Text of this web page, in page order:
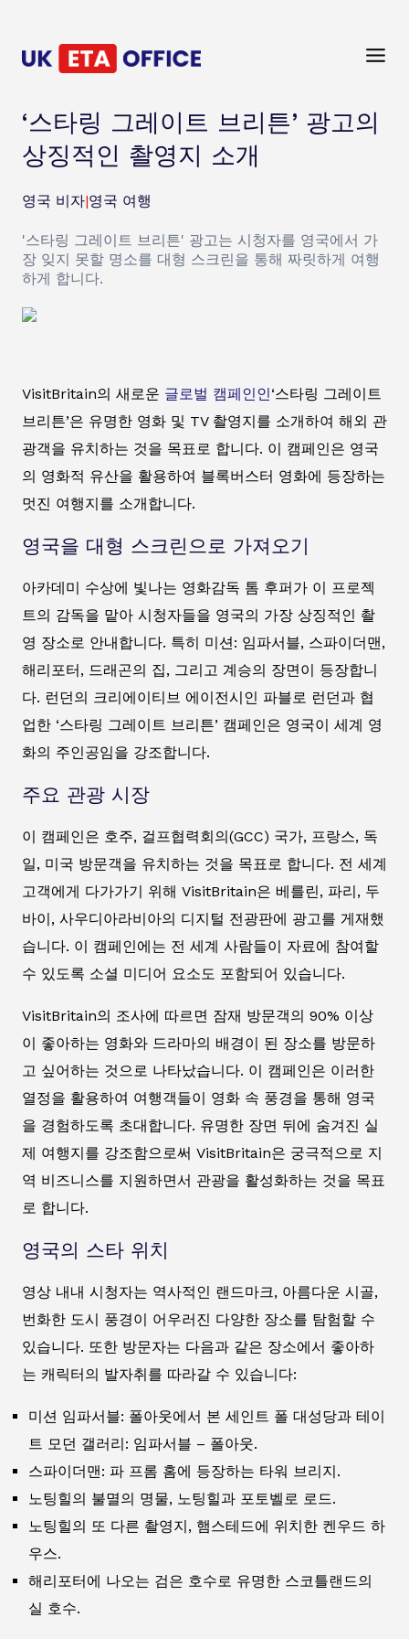
‘스타링 그레이트 브리튼’ 광고의
상징적인 촬영지 소개
영국 비자|영국 여행
'스타링 그레이트 브리튼' 광고는 시청자를 영국에서 가
장 잊지 못할 명소를 대형 스크린을 통해 짜릿하게 여행
하게 합니다.
VisitBritain의 새로운 글로벌 캠페인인‘스타링 그레이트
브리튼’은 유명한 영화 및 TV 촬영지를 소개하여 해외 관
광객을 유치하는 것을 목표로 합니다. 이 캠페인은 영국
의 영화적 유산을 활용하여 블록버스터 영화에 등장하는
멋진 여행지를 소개합니다.
영국을 대형 스크린으로 가져오기
아카데미 수상에 빛나는 영화감독 톰 후퍼가 이 프로젝
트의 감독을 맡아 시청자들을 영국의 가장 상징적인 촬
영 장소로 안내합니다. 특히 미션: 임파서블, 스파이더맨,
해리포터, 드래곤의 집, 그리고 계승의 장면이 등장합니
다. 런던의 크리에이티브 에이전시인 파블로 런던과 협
업한 ‘스타링 그레이트 브리튼’ 캠페인은 영국이 세계 영
화의 주인공임을 강조합니다.
주요 관광 시장
이 캠페인은 호주, 걸프협력회의(GCC) 국가, 프랑스, 독
일, 미국 방문객을 유치하는 것을 목표로 합니다. 전 세계
고객에게 다가가기 위해 VisitBritain은 베를린, 파리, 두
바이, 사우디아라비아의 디지털 전광판에 광고를 게재했
습니다. 이 캠페인에는 전 세계 사람들이 자료에 참여할
수 있도록 소셜 미디어 요소도 포함되어 있습니다.
VisitBritain의 조사에 따르면 잠재 방문객의 90% 이상
이 좋아하는 영화와 드라마의 배경이 된 장소를 방문하
고 싶어하는 것으로 나타났습니다. 이 캠페인은 이러한
열정을 활용하여 여행객들이 영화 속 풍경을 통해 영국
을 경험하도록 초대합니다. 유명한 장면 뒤에 숨겨진 실
제 여행지를 강조함으로써 VisitBritain은 궁극적으로 지
역 비즈니스를 지원하면서 관광을 활성화하는 것을 목표
로 합니다.
영국의 스타 위치
영상 내내 시청자는 역사적인 랜드마크, 아름다운 시골,
번화한 도시 풍경이 어우러진 다양한 장소를 탐험할 수
있습니다. 또한 방문자는 다음과 같은 장소에서 좋아하
는 캐릭터의 발자취를 따라갈 수 있습니다:
미션 임파서블: 폴아웃에서 본 세인트 폴 대성당과 테이
트 모던 갤러리: 임파서블 – 폴아웃.
스파이더맨: 파 프롬 홈에 등장하는 타워 브리지.
노팅힐의 불멸의 명물, 노팅힐과 포토벨로 로드.
노팅힐의 또 다른 촬영지, 햄스테드에 위치한 켄우드 하
우스.
해리포터에 나오는 검은 호수로 유명한 스코틀랜드의
실 호수.